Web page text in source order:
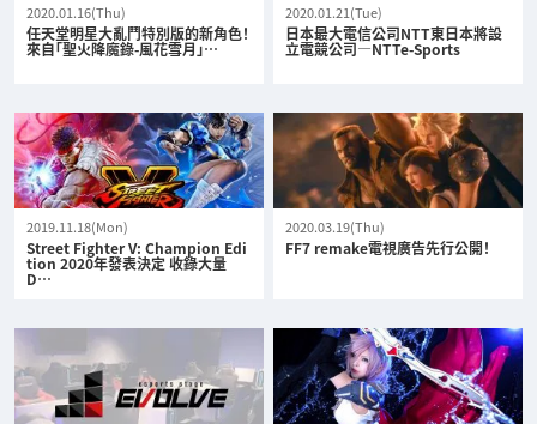
2020.01.16(Thu)
任天堂明星大亂鬥特別版的新角色！
來自「聖火降魔錄-風花雪月」…
2020.01.21(Tue)
日本最大電信公司NTT東日本將設
立電競公司—NTTe-Sports
2019.11.18(Mon)
Street Fighter V: Champion Edi
tion 2020年發表決定 收錄大量
D…
2020.03.19(Thu)
FF7 remake電視廣告先行公開！